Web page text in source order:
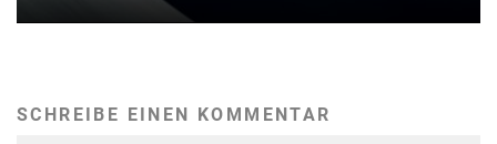
SCHREIBE EINEN KOMMENTAR